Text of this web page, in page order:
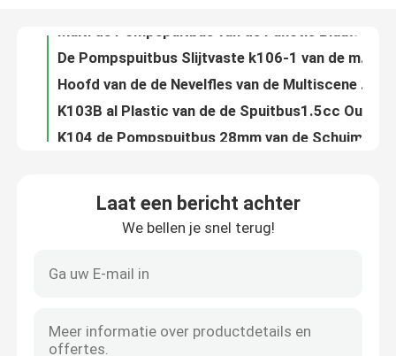
Kwaliteitscontrole
De spuitbus van de trekkerpomp
Laat een bericht achter
We bellen je snel terug!